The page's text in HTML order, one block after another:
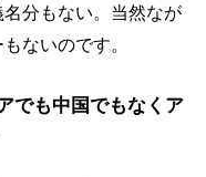
分もない。当然なが
ないのです。
でも中国でもなくア